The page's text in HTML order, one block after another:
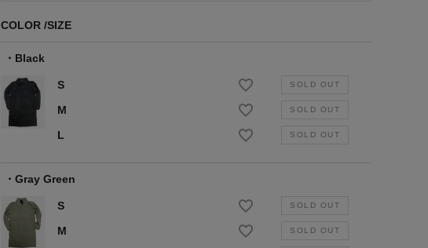
COLOR SIZE
Black
S
M
L
Gray Green
S
M